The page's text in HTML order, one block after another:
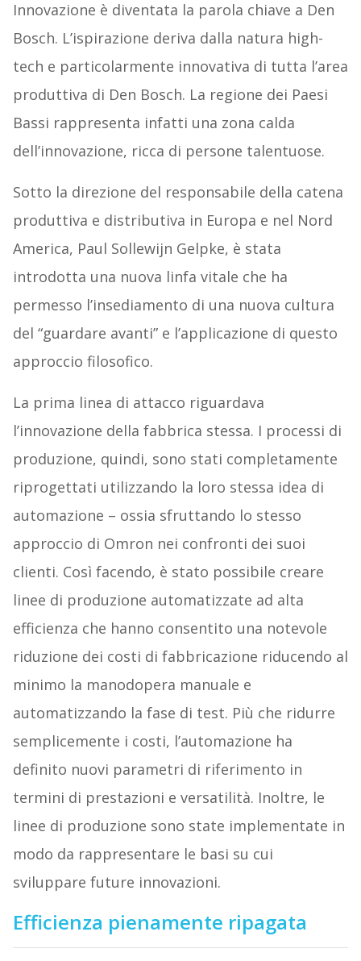
Innovazione è diventata la parola chiave a Den
Bosch. L’ispirazione deriva dalla natura high-
tech e particolarmente innovativa di tutta l’area
produttiva di Den Bosch. La regione dei Paesi
Bassi rappresenta infatti una zona calda
dell’innovazione, ricca di persone talentuose.
Sotto la direzione del responsabile della catena
produttiva e distributiva in Europa e nel Nord
America, Paul Sollewijn Gelpke, è stata
introdotta una nuova linfa vitale che ha
permesso l’insediamento di una nuova cultura
del “guardare avanti” e l’applicazione di questo
approccio filosofico.
La prima linea di attacco riguardava
l’innovazione della fabbrica stessa. I processi di
produzione, quindi, sono stati completamente
riprogettati utilizzando la loro stessa idea di
automazione – ossia sfruttando lo stesso
approccio di Omron nei confronti dei suoi
clienti. Così facendo, è stato possibile creare
linee di produzione automatizzate ad alta
efficienza che hanno consentito una notevole
riduzione dei costi di fabbricazione riducendo al
minimo la manodopera manuale e
automatizzando la fase di test. Più che ridurre
semplicemente i costi, l’automazione ha
definito nuovi parametri di riferimento in
termini di prestazioni e versatilità. Inoltre, le
linee di produzione sono state implementate in
modo da rappresentare le basi su cui
sviluppare future innovazioni.
Efficienza pienamente ripagata